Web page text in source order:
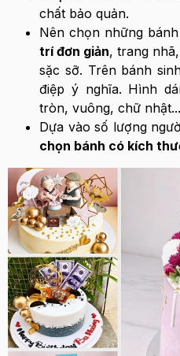
chất bảo quản.
Nên chọn những
trí đơn giản, trang
sặc sỡ. Trên bánh
điệp ý nghĩa. Hình
tròn, vuông, chữ nhật...
Dựa vào số lượng
chọn bánh có kích